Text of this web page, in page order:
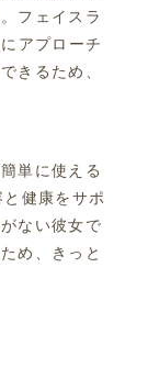
フェイスラ
アプローチ
きるため、
単に使える
健康をサポ
ない彼女で
め、きっと